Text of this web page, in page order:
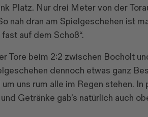
Platz. Nur drei Meter von der
nah dran am Spielgeschehen ist
auf dem Schoß“.
Tore beim 2:2 zwischen Bocholt
dennoch etwas ganz
uns rum alle im Regen stehen.
Getränke gab’s natürlich auch